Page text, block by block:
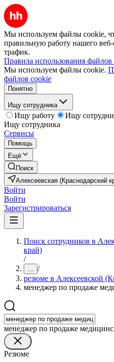
Мы используем файлы cookie,
правильную работу нашего веб-
трафик.
Правила использования файлов
Мы используем файлы cookie.
файлов cookie
Понятно
Ищу сотрудника
Ищу работу
Ищу
Ищу сотрудника
Сервисы
Помощь
Ещё
Поиск
Алексеевская (Краснодарский
Войти
Войти
Зарегистрироваться
Поиск сотрудников в
край)
/
... /
резюме в Алексеевской
менеджер по продаже
менеджер по продаже
Резюме